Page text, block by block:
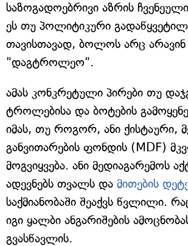
საზოგადოებრივი აზრის ჩვენეული
ეს თუ პოლიტიკური
თავისთავად, ბოლოს არც არავინ
"დაგტროლეო".
ამას კონკრეტული პირები თუ
ტროლებისა და ბოტების
იმას, თუ როგორ, ანი ქისტაური,
განვითარების ფონდის (MDF)
მოგვიყვება. ანი მედიაგარემოს
ადევნებს თვალს და მითების
საქმიანობაში შეაქვს წვლილი.
იგი ყალბი ანგარიშების
გვასწავლის.